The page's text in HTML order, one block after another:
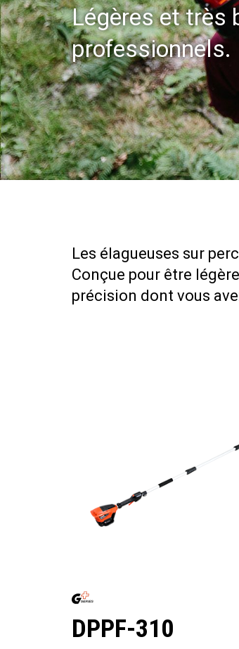
Légères et très
professionnels.
Les élagueuses sur
Conçue pour être
précision dont vous
DPPF-310